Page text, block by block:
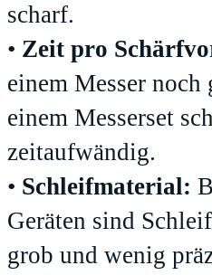
scharf.
• Zeit pro
einem Messer
einem Messerset
zeitaufwändig.
• Schleifmaterial:
Geräten sind
grob und wenig